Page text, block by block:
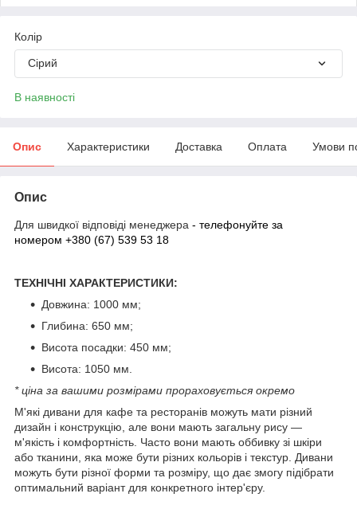
Колір
Сірий
В наявності
Опис Характеристики Доставка Оплата Умови
Опис
Для швидкої відповіді менеджера - телефонуйте за
номером +380 (67) 539 53 18
ТЕХНІЧНІ ХАРАКТЕРИСТИКИ:
Довжина: 1000 мм;
Глибина: 650 мм;
Висота посадки: 450 мм;
Висота: 1050 мм.
* ціна за вашими розмірами прораховується окремо
М'які дивани для кафе та ресторанів можуть мати різний
дизайн і конструкцію, але вони мають загальну рису —
м'якість і комфортність. Часто вони мають оббивку зі шкіри
або тканини, яка може бути різних кольорів і текстур. Дивани
можуть бути різної форми та розміру, що дає змогу підібрати
оптимальний варіант для конкретного інтер'єру.